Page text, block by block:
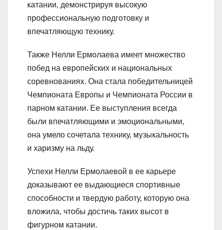
катании, демонстрируя высокую
профессиональную подготовку и
впечатляющую технику.
Также Нелли Ермолаева имеет множество
побед на европейских и национальных
соревнованиях. Она стала победительницей
Чемпионата Европы и Чемпионата России в
парном катании. Ее выступления всегда
были впечатляющими и эмоциональными,
она умело сочетала технику, музыкальность
и харизму на льду.
Успехи Нелли Ермолаевой в ее карьере
доказывают ее выдающиеся спортивные
способности и твердую работу, которую она
вложила, чтобы достичь таких высот в
фигурном катании.